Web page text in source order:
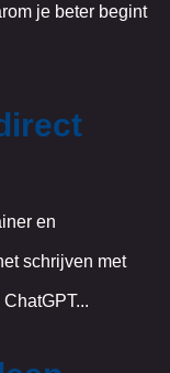
je beter begint
en
schrijven met